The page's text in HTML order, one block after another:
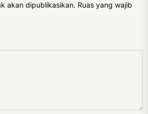
akan dipublikasikan. Ruas yang wajib